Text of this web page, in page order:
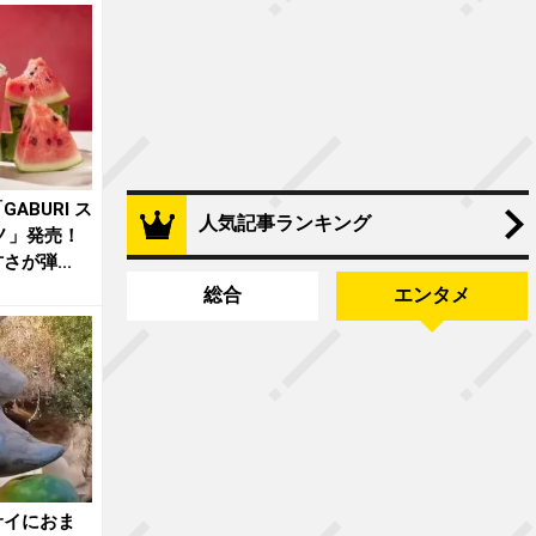
ス
発売！
が弾...
におま
人気記事ランキング
総合 エンタメ